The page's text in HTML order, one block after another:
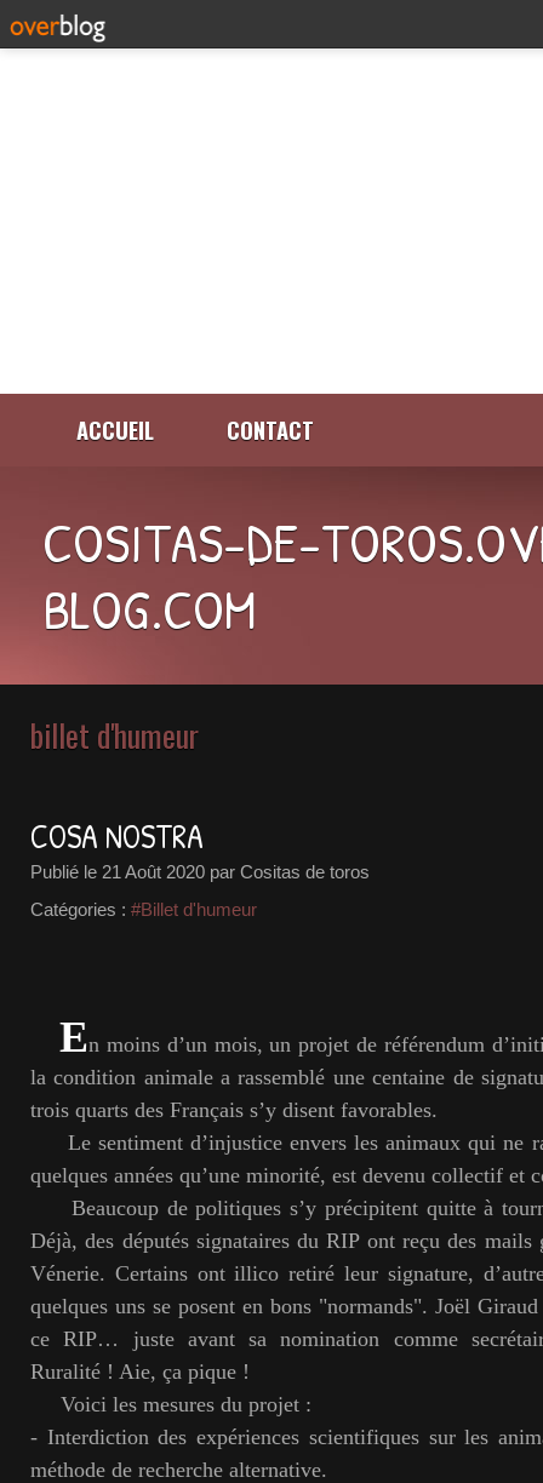
ACCUEIL CONTACT
COSITAS-DE-
BLOG.COM
billet d'humeur
COSA NOSTRA
Publié le 21 Août 2020 par Cositas de toros
Catégories : #Billet d'humeur
En moins d’un mois, un projet de référendum
la condition animale a rassemblé une centaine de
trois quarts des Français s’y disent favorables.
Le sentiment d’injustice envers les animaux qui ne
quelques années qu’une minorité, est devenu collectif et
Beaucoup de politiques s’y précipitent quitte à
Déjà, des députés signataires du RIP ont reçu des
Vénerie. Certains ont illico retiré leur signature,
quelques uns se posent en bons "normands". Joël
ce RIP… juste avant sa nomination comme
Ruralité ! Aie, ça pique !
Voici les mesures du projet :
- Interdiction des expériences scientifiques sur les
méthode de recherche alternative.